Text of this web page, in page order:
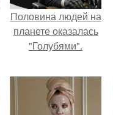
Половина людей на
планете оказалась
"Голубями".